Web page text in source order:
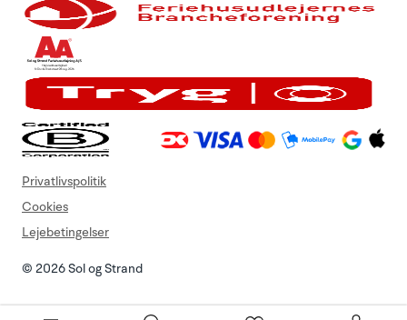
© 2026 Sol og Strand
Privatlivspolitik
Cookies
Lejebetingelser